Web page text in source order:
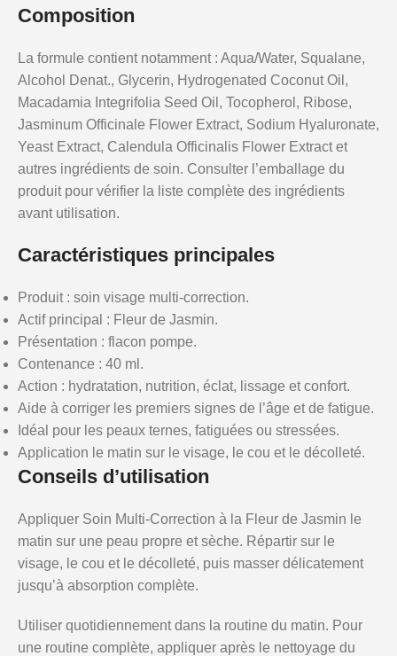
Composition
La formule contient notamment : Aqua/Water, Squalane,
Alcohol Denat., Glycerin, Hydrogenated Coconut Oil,
Macadamia Integrifolia Seed Oil, Tocopherol, Ribose,
Jasminum Officinale Flower Extract, Sodium Hyaluronate,
Yeast Extract, Calendula Officinalis Flower Extract et
autres ingrédients de soin. Consulter l’emballage du
produit pour vérifier la liste complète des ingrédients
avant utilisation.
Caractéristiques principales
Produit : soin visage multi-correction.
Actif principal : Fleur de Jasmin.
Présentation : flacon pompe.
Contenance : 40 ml.
Action : hydratation, nutrition, éclat, lissage et confort.
Aide à corriger les premiers signes de l’âge et de fatigue.
Idéal pour les peaux ternes, fatiguées ou stressées.
Application le matin sur le visage, le cou et le décolleté.
Conseils d’utilisation
Appliquer Soin Multi-Correction à la Fleur de Jasmin le
matin sur une peau propre et sèche. Répartir sur le
visage, le cou et le décolleté, puis masser délicatement
jusqu’à absorption complète.
Utiliser quotidiennement dans la routine du matin. Pour
une routine complète, appliquer après le nettoyage du